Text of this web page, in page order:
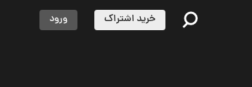
خرید اشتراک ورود